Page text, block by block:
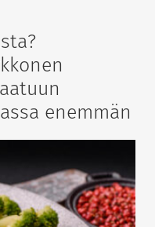
enemmän